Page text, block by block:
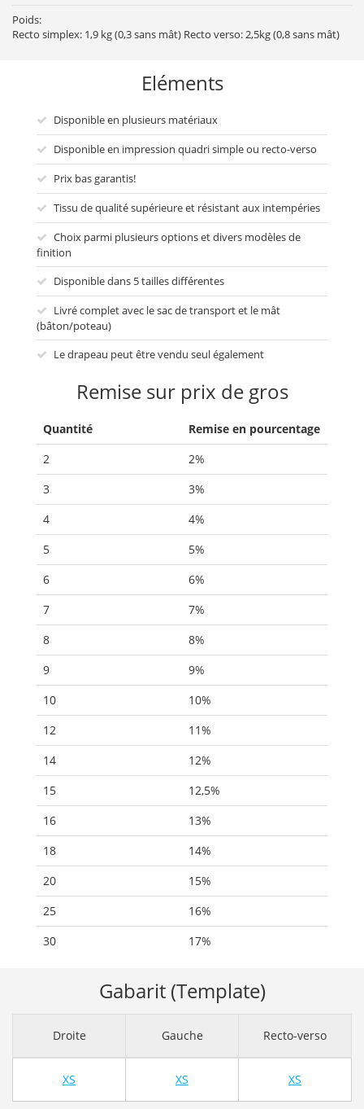
Poids:
Recto simplex: 1,9 kg (0,3 sans mât) Recto verso: 2,5kg (0,8 sans mât)
Eléments
Disponible en plusieurs matériaux
Disponible en impression quadri simple ou recto-verso
Prix bas garantis!
Tissu de qualité supérieure et résistant aux intempéries
Choix parmi plusieurs options et divers modèles de
finition
Disponible dans 5 tailles différentes
Livré complet avec le sac de transport et le mât
(bâton/poteau)
Le drapeau peut être vendu seul également
Remise sur prix de gros
Quantité
Remise en pourcentage
2
2%
3
3%
4
4%
5
5%
6
6%
7
7%
8
8%
9
9%
10
10%
12
11%
14
12%
15
12,5%
16
13%
18
14%
20
15%
25
16%
30
17%
Gabarit (Template)
Droite Gauche Recto-verso
XS XS XS